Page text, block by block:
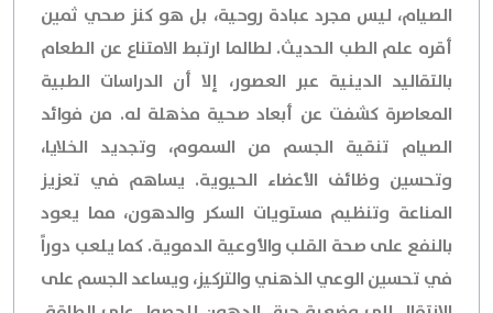
الصيام، ليس مجرد عبادة روحية، بل هو كنز صحي ثمين
أقره علم الطب الحديث. لطالما ارتبط الامتناع عن الطعام
بالتقاليد الدينية عبر العصور، إلا أن الدراسات الطبية
المعاصرة كشفت عن أبعاد صحية مذهلة له. من فوائد
الصيام تنقية الجسم من السموم، وتجديد الخلايا،
وتحسين وظائف الأعضاء الحيوية. يساهم في تعزيز
المناعة وتنظيم مستويات السكر والدهون، مما يعود
بالنفع على صحة القلب والأوعية الدموية. كما يلعب دوراً
في تحسين الوعي الذهني والتركيز، ويساعد الجسم على